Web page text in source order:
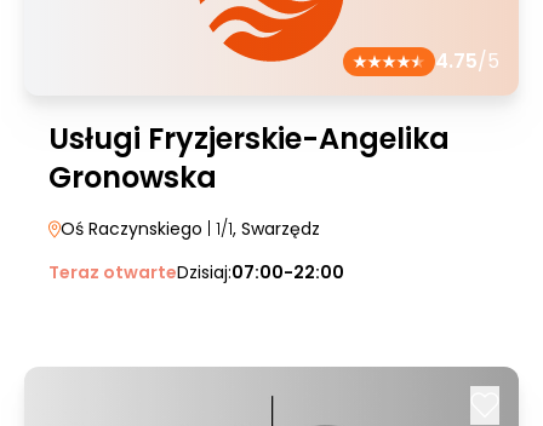
4.75/5
Usługi Fryzjerskie-Angelika
Gronowska
Oś Raczynskiego | 1/1, Swarzędz
Teraz otwarteDzisiaj:07:00-22:00